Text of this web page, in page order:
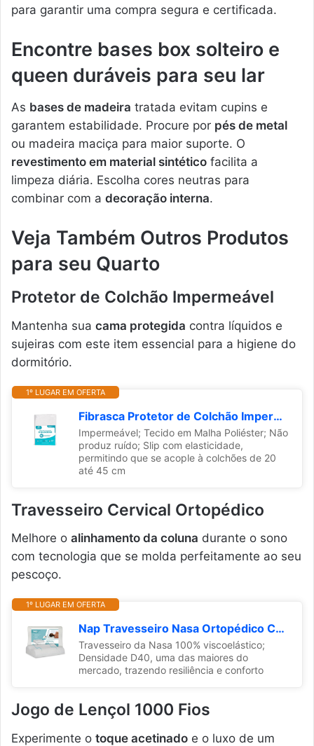
para garantir uma compra segura e certificada.
Encontre bases box solteiro e
queen duráveis para seu lar
As bases de madeira tratada evitam cupins e
garantem estabilidade. Procure por pés de metal
ou madeira maciça para maior suporte. O
revestimento em material sintético facilita a
limpeza diária. Escolha cores neutras para
combinar com a decoração interna.
Veja Também Outros Produtos
para seu Quarto
Protetor de Colchão Impermeável
Mantenha sua cama protegida contra líquidos e
sujeiras com este item essencial para a higiene do
dormitório.
1º LUGAR EM OFERTA
Fibrasca Protetor de Colchão Impermeável O SILENCIOSO – Casal 140 x 190 cm
Impermeável; Tecido em Malha Poliéster; Não
produz ruído; Slip com elasticidade,
permitindo que se acople à colchões de 20
até 45 cm
Travesseiro Cervical Ortopédico
Melhore o alinhamento da coluna durante o sono
com tecnologia que se molda perfeitamente ao seu
pescoço.
1º LUGAR EM OFERTA
Nap Travesseiro Nasa Ortopédico Cervical Comfort Viscoelástico D40 Espuma YellowTec Premium Capa Super Plush Hipoalergênico para fronha 50x70cm - Branco
Travesseiro da Nasa 100% viscoelástico;
Densidade D40, uma das maiores do
mercado, trazendo resiliência e conforto
Jogo de Lençol 1000 Fios
Experimente o toque acetinado e o luxo de um